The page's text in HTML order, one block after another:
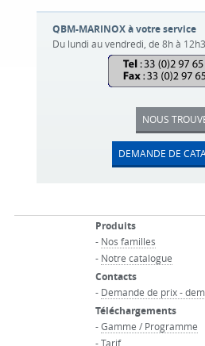
QBM-MARINOX à votre service
Du lundi au vendredi, de 8h à
NOUS
DEMANDE DE
Produits
- Nos familles
- Notre catalogue
Contacts
- Demande de prix -
Téléchargements
-Gamme / Programme
-Tarif